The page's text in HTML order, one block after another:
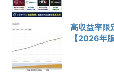
高収益率限
【2026年版